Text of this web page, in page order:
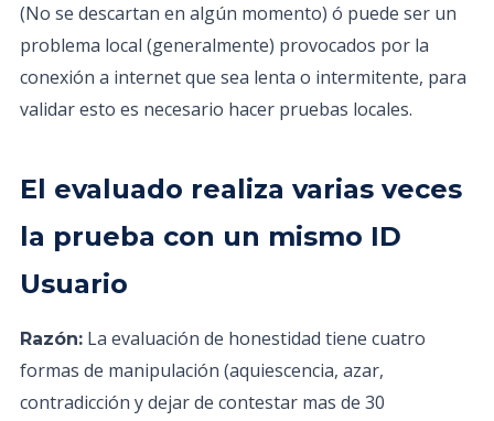
(No se descartan en algún momento) ó puede ser un
problema local (generalmente) provocados por la
conexión a internet que sea lenta o intermitente, para
validar esto es necesario hacer pruebas locales.
El evaluado realiza varias veces
la prueba con un mismo ID
Usuario
Razón: La evaluación de honestidad tiene cuatro
formas de manipulación (aquiescencia, azar,
contradicción y dejar de contestar mas de 30